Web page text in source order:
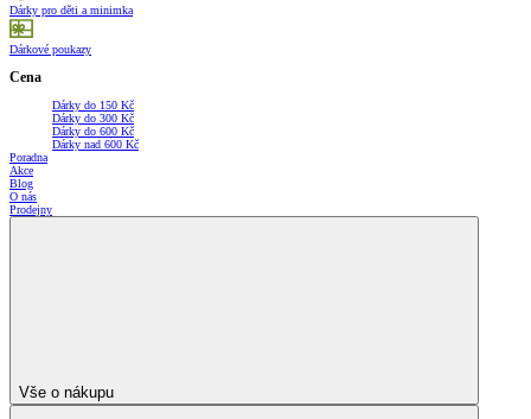
Dárky pro děti a minimka
Dárkové poukazy
Cena
Dárky do 150 Kč
Dárky do 300 Kč
Dárky do 600 Kč
Dárky nad 600 Kč
Poradna
Akce
Blog
O nás
Prodejny
Vše o nákupu